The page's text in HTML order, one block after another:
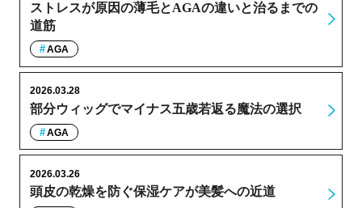
ストレスが原因の薄毛とAGAの違いと治るまでの
道筋
AGA
部分ウィッグでマイナス五歳若返る魔法の選択
2026.03.28
AGA
頭皮の乾燥を防ぐ保湿ケアが美髪への近道
2026.03.26